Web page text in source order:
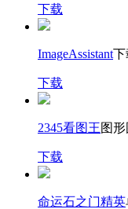
下载
ImageAssistant下
下载
2345看图王图
下载
命运石之门精英